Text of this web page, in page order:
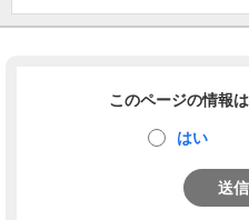
このページの情報
はい
送